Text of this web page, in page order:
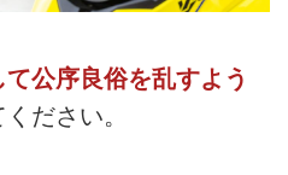
公序良俗を乱すよう
ださい。